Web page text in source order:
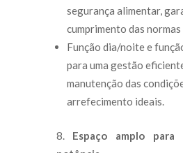
segurança alimentar,
cumprimento das
Função dia/noite e
para uma gestão
manutenção das
arrefecimento ideais.
Espaço amplo para